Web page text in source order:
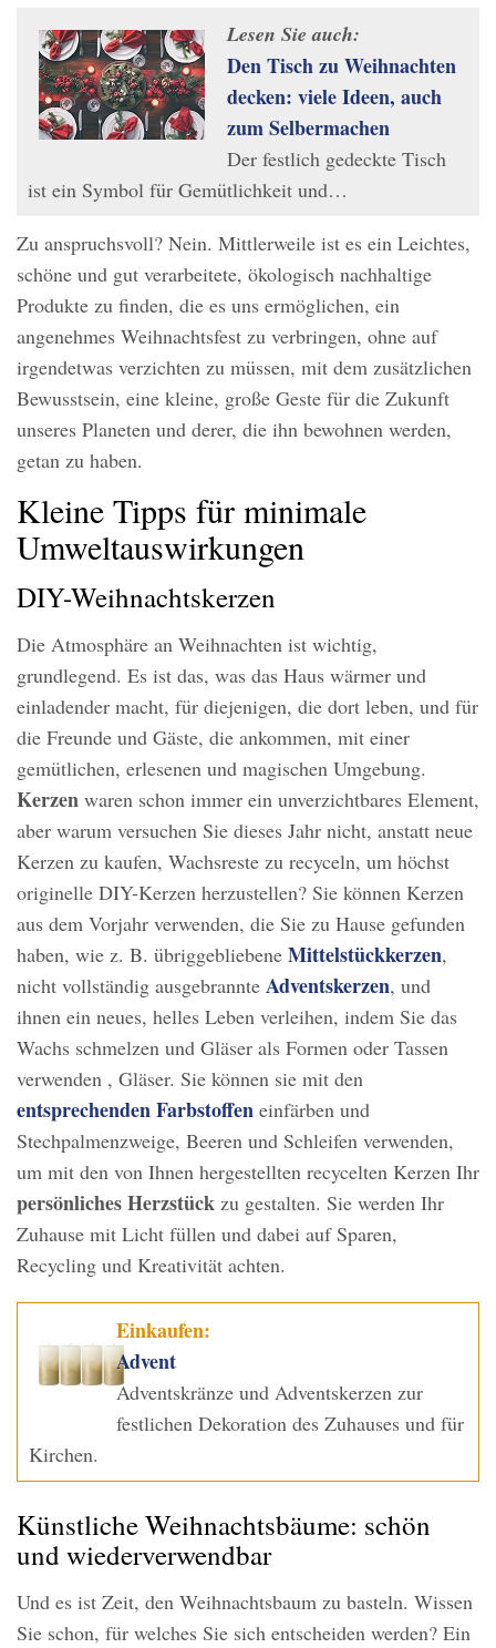
Lesen Sie auch:
Den Tisch zu Weihnachten
decken: viele Ideen, auch
zum Selbermachen
Der festlich gedeckte Tisch
ist ein Symbol für Gemütlichkeit und…
Zu anspruchsvoll? Nein. Mittlerweile ist es ein Leichtes,
schöne und gut verarbeitete, ökologisch nachhaltige
Produkte zu finden, die es uns ermöglichen, ein
angenehmes Weihnachtsfest zu verbringen, ohne auf
irgendetwas verzichten zu müssen, mit dem zusätzlichen
Bewusstsein, eine kleine, große Geste für die Zukunft
unseres Planeten und derer, die ihn bewohnen werden,
getan zu haben.
Kleine Tipps für minimale
Umweltauswirkungen
DIY-Weihnachtskerzen
Die Atmosphäre an Weihnachten ist wichtig,
grundlegend. Es ist das, was das Haus wärmer und
einladender macht, für diejenigen, die dort leben, und für
die Freunde und Gäste, die ankommen, mit einer
gemütlichen, erlesenen und magischen Umgebung.
Kerzen waren schon immer ein unverzichtbares Element,
aber warum versuchen Sie dieses Jahr nicht, anstatt neue
Kerzen zu kaufen, Wachsreste zu recyceln, um höchst
originelle DIY-Kerzen herzustellen? Sie können Kerzen
aus dem Vorjahr verwenden, die Sie zu Hause gefunden
haben, wie z. B. übriggebliebene Mittelstückkerzen,
nicht vollständig ausgebrannte Adventskerzen, und
ihnen ein neues, helles Leben verleihen, indem Sie das
Wachs schmelzen und Gläser als Formen oder Tassen
verwenden , Gläser. Sie können sie mit den
entsprechenden Farbstoffen einfärben und
Stechpalmenzweige, Beeren und Schleifen verwenden,
um mit den von Ihnen hergestellten recycelten Kerzen Ihr
persönliches Herzstück zu gestalten. Sie werden Ihr
Zuhause mit Licht füllen und dabei auf Sparen,
Recycling und Kreativität achten.
Einkaufen:
Advent
Adventskränze und Adventskerzen zur
festlichen Dekoration des Zuhauses und für
Kirchen.
Künstliche Weihnachtsbäume: schön
und wiederverwendbar
Und es ist Zeit, den Weihnachtsbaum zu basteln. Wissen
Sie schon, für welches Sie sich entscheiden werden? Ein